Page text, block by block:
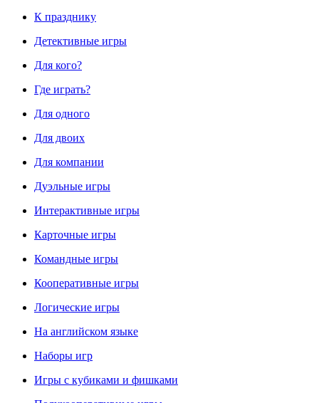
К празднику
Детективные игры
Для кого?
Где играть?
Для одного
Для двоих
Для компании
Дуэльные игры
Интерактивные игры
Карточные игры
Командные игры
Кооперативные игры
Логические игры
На английском языке
Наборы игр
Игры с кубиками и фишками